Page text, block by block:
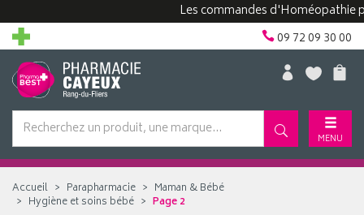
Les commandes d'Homéopathie
09 72 09 30 00
MENU
Accueil Parapharmacie
Maman & Bébé
Hygiène et soins bébé
Page 2